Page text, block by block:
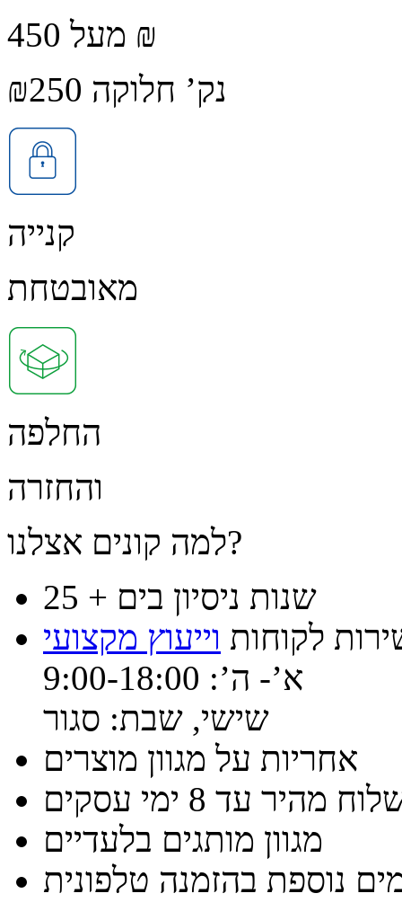
מעל 450 ₪
נק’ חלוקה ₪250
קנייה
מאובטחת
החלפה
והחזרה
למה קונים אצלנו?
25 + שנות ניסיון בים
לקוחות וייעוץ מקצועי
א’- ה’: 9:00-18:00
שישי, שבת: סגור
אחריות על מגוון מוצרים
מהיר עד 8 ימי עסקים
מגוון מותגים בלעדיים
נוספת בהזמנה טלפונית